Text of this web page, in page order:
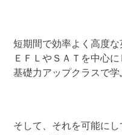
短期間で効率よく高度
ＥＦＬやＳＡＴを中心に
基礎力アップクラスで学
そして、それを可能に